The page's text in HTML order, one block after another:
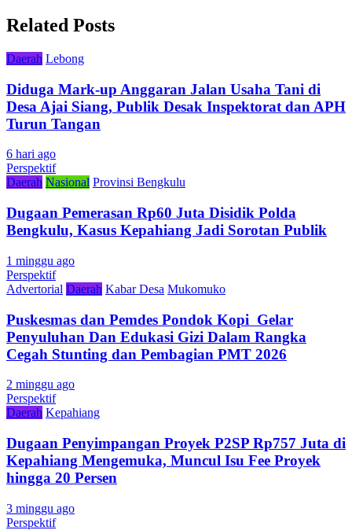
Related Posts
Daerah Lebong
Diduga Mark-up Anggaran Jalan Usaha Tani di
Desa Ajai Siang, Publik Desak Inspektorat dan APH
Turun Tangan
6 hari ago
Perspektif
Daerah Nasional Provinsi Bengkulu
Dugaan Pemerasan Rp60 Juta Disidik Polda
Bengkulu, Kasus Kepahiang Jadi Sorotan Publik
1 minggu ago
Perspektif
Advertorial Daerah Kabar Desa Mukomuko
Puskesmas dan Pemdes Pondok Kopi Gelar
Penyuluhan Dan Edukasi Gizi Dalam Rangka
Cegah Stunting dan Pembagian PMT 2026
2 minggu ago
Perspektif
Daerah Kepahiang
Dugaan Penyimpangan Proyek P2SP Rp757 Juta di
Kepahiang Mengemuka, Muncul Isu Fee Proyek
hingga 20 Persen
3 minggu ago
Perspektif